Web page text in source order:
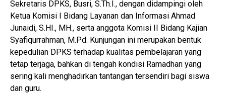
Sekretaris DPKS, Busri, S.Th.I., dengan didampingi oleh
Ketua Komisi I Bidang Layanan dan Informasi Ahmad
Junaidi, S.HI., MH., serta anggota Komisi II Bidang Kajian
Syafiqurrahman, M.Pd. Kunjungan ini merupakan bentuk
kepedulian DPKS terhadap kualitas pembelajaran yang
tetap terjaga, bahkan di tengah kondisi Ramadhan yang
sering kali menghadirkan tantangan tersendiri bagi siswa
dan guru.